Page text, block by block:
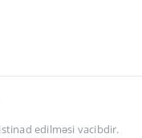
edilməsi vacibdir.